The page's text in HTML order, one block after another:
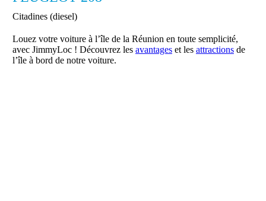
Citadines (diesel)
Louez votre voiture à l’île de la Réunion en toute semplicité,
avec JimmyLoc ! Découvrez les avantageset les attractionsde
l’île à bord de notre voiture.